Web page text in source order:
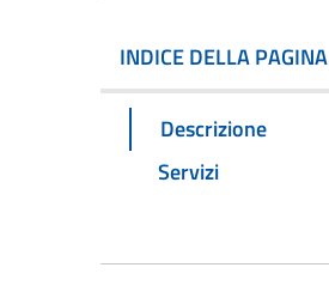
INDICE DELLA PAGINA
Descrizione
Servizi